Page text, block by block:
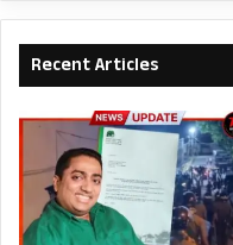
Recent Articles